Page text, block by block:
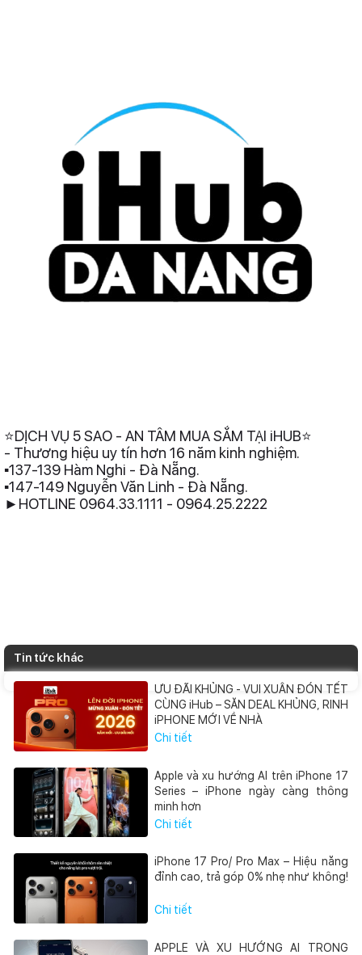
⭐DỊCH VỤ 5 SAO - AN TÂM MUA SẮM TẠI iHUB⭐
- Thương hiệu uy tín hơn 16 năm kinh nghiệm.
▪️137-139 Hàm Nghi - Đà Nẵng.
▪️147-149 Nguyễn Văn Linh - Đà Nẵng.
►HOTLINE 0964.33.1111 - 0964.25.2222
Tin tức khác
ƯU ĐÃI KHỦNG - VUI XUÂN ĐÓN TẾT
CÙNG iHub – SĂN DEAL KHỦNG, RINH
iPHONE MỚI VỀ NHÀ
Chi tiết
Apple và xu hướng AI trên iPhone 17
Series – iPhone ngày càng thông
minh hơn
Chi tiết
iPhone 17 Pro/ Pro Max – Hiệu năng
đỉnh cao, trả góp 0% nhẹ như không!
Chi tiết
APPLE VÀ XU HƯỚNG AI TRONG